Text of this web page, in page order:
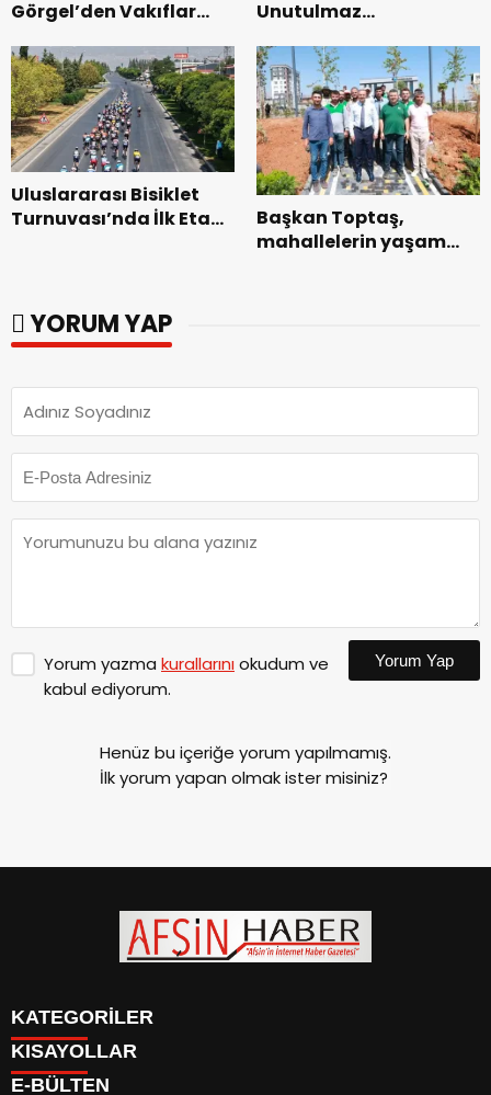
Görgel’den Vakıflar
ziyaret.
Unutulmaz
Uluslararası Bisiklet
Turnuvası’nda İlk Etap
Başkan Toptaş,
mahallelerin yaşam
YORUM YAP
Yorum yazma kurallarınıokudum ve
kabul ediyorum.
Yorum Yap
Henüz bu içeriğe yorum yapılmamış.
İlk yorum yapan olmak ister misiniz?
KATEGORİLER
SİYASET
KISAYOLLAR
E-BÜLTEN